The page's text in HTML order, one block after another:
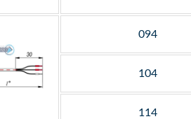
094
104
114